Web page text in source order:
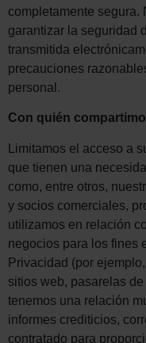
completamente segura.
garantizar la seguridad
transmitida
precauciones
personal.
Con quién
Limitamos el acceso a
que tienen una
como, entre otros,
y socios comerciales,
utilizamos en relación
negocios para los fines
Privacidad (por
sitios web, pasarelas
tenemos una relación
informes crediticios,
contratado para